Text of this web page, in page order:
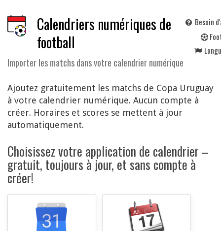
Calendriers numériques de
football
Importer les matchs dans votre calendrier numérique
Besoin
F
Ajoutez gratuitement les matchs de Copa Uruguay
à votre calendrier numérique. Aucun compte à
créer. Horaires et scores se mettent à jour
automatiquement.
Choisissez votre application de calendrier –
gratuit, toujours à jour, et sans compte à
créer!